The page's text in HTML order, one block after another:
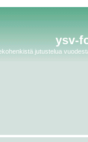
ysv-
jutustelua